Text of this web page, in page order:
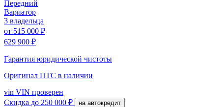
Передний
Вариатор
3 владельца
от 515 000 ₽
629 900 ₽
Гарантия юридической чистоты
Оригинал ПТС в наличии
vin VIN проверен
Скидка до 250 000 ₽ на автокредит